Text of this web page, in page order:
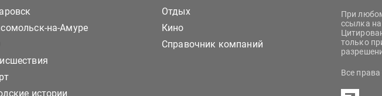
на-Амуре
истории
Отдых
Кино
Справочник компаний
При
ссылка
только
Все